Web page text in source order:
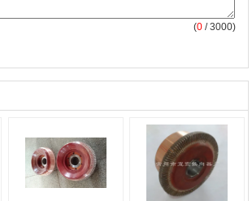
(0 / 3000)